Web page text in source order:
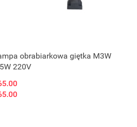
obrabiarkowa giętka M3W
220V